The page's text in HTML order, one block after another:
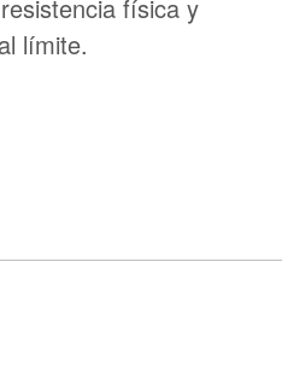
física y
límite.